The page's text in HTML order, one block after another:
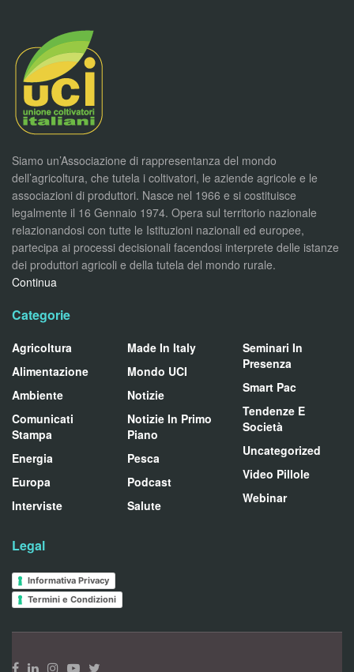
Siamo un’Associazione di rappresentanza del mondo
dell’agricoltura, che tutela i coltivatori, le aziende agricole e le
associazioni di produttori. Nasce nel 1966 e si costituisce
legalmente il 16 Gennaio 1974. Opera sul territorio nazionale
relazionandosi con tutte le Istituzioni nazionali ed europee,
partecipa ai processi decisionali facendosi interprete delle istanze
dei produttori agricoli e della tutela del mondo rurale.
Continua
Categorie
Agricoltura
Alimentazione
Ambiente
Comunicati
Stampa
Energia
Europa
Interviste
Made In Italy
Mondo UCI
Notizie
Notizie In Primo
Piano
Pesca
Podcast
Salute
Seminari In
Presenza
Smart Pac
Tendenze E
Società
Uncategorized
Video Pillole
Webinar
Legal
Informativa Privacy
Termini e Condizioni